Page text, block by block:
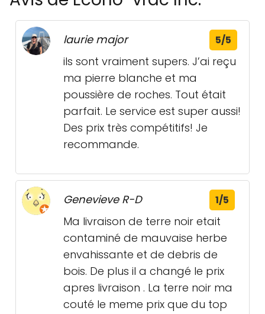
laurie major 5/5
ils sont vraiment supers. J’ai reçu
ma pierre blanche et ma
poussière de roches. Tout était
parfait. Le service est super aussi!
Des prix très compétitifs! Je
recommande.
Genevieve R-D 1/5
Ma livraison de terre noir etait
contaminé de mauvaise herbe
envahissante et de debris de
bois. De plus il a changé le prix
apres livraison . La terre noir ma
couté le meme prix que du top